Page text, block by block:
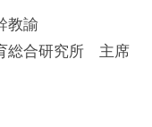
教諭
総合研究所 主席